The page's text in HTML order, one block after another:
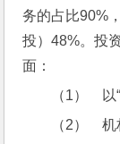
务的占比90%
投）48%。投
面：
（1）
（2）